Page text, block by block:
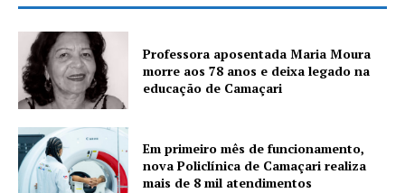
Professora aposentada Maria Moura
morre aos 78 anos e deixa legado na
educação de Camaçari
Em primeiro mês de funcionamento,
nova Policlínica de Camaçari realiza
mais de 8 mil atendimentos